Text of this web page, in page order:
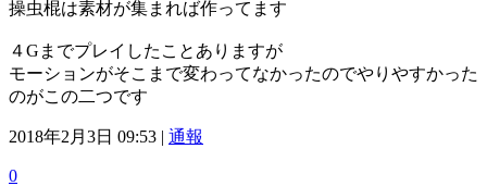
操虫棍は素材が集まれば作ってます
４Gまでプレイしたことありますが
モーションがそこまで変わってなかったのでやりやすかった
のがこの二つです
2018年2月3日 09:53 | 通報
0